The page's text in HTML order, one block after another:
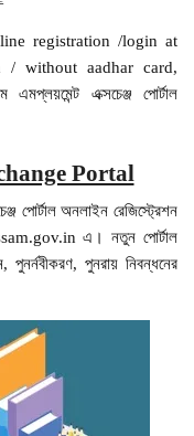
registration /login at
/ without aadhar card,
এক্সচেঞ্জ পোর্টাল
Portal
পোর্টাল অনলাইন রেজিস্ট্রেশন
এ। নতুন পোর্টাল
পুনর্নবীকরণ, পুনরায় নিবন্ধনের